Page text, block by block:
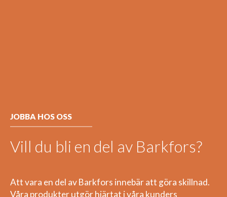
JOBBA HOS OSS
Vill du bli en del av Barkfors?
Att vara en del av Barkfors innebär att göra skillnad.
Våra produkter utgör hjärtat i våra kunders